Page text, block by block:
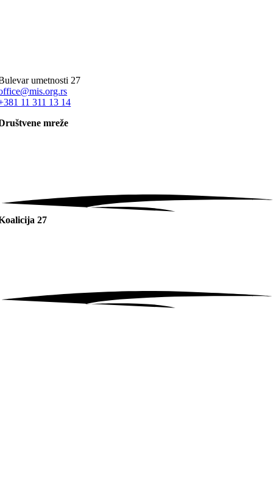
umetnosti 27
11 311 13 14
mreže
27